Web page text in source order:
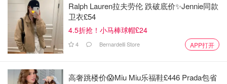
Ralph Lauren拉夫劳伦 跌破底价✨Jennie同款
卫衣£54
4.5折抢！小马棒球帽£24
4 Bernardelli Store APP打开
高奢跳楼价😱Miu Miu乐福鞋£446 Prada包省